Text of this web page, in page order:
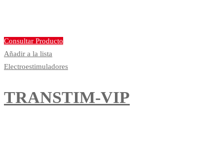
Consultar Producto
Añadir a la lista
Electroestimuladores
TRANSTIM-VIP